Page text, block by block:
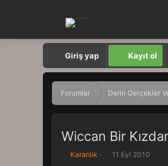
Giriş yap Kayıt ol
Forumlar Derin Gerçekler
Wiccan Bir
K
Karanlık
B11 Eyl 2010